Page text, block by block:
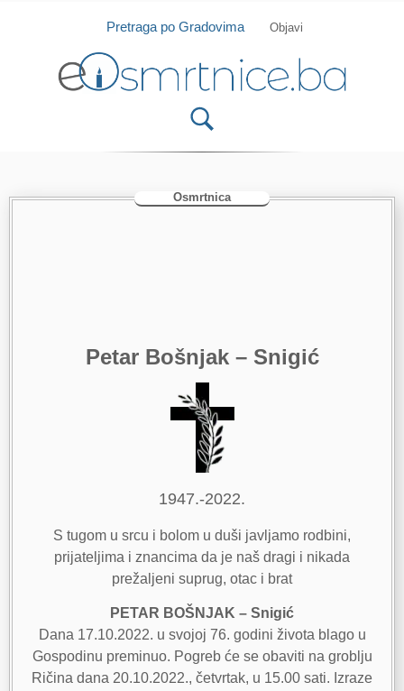
Isprobajte našu Android i IOS aplikaciju
Pretraga po Gradovima Objavi
Osmrtnica
Petar Bošnjak – Snigić
1947.-2022.
S tugom u srcu i bolom u duši javljamo rodbini,
prijateljima i znancima da je naš dragi i nikada
prežaljeni suprug, otac i brat
PETAR BOŠNJAK – Snigić
Dana 17.10.2022. u svojoj 76. godini života blago u
Gospodinu preminuo. Pogreb će se obaviti na groblju
Ričina dana 20.10.2022., četvrtak, u 15.00 sati. Izraze